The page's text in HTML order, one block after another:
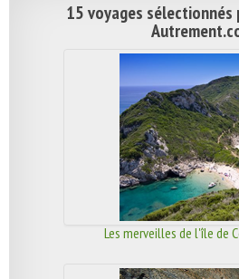
15 voyages sélectionnés
Les merveilles de l'île de